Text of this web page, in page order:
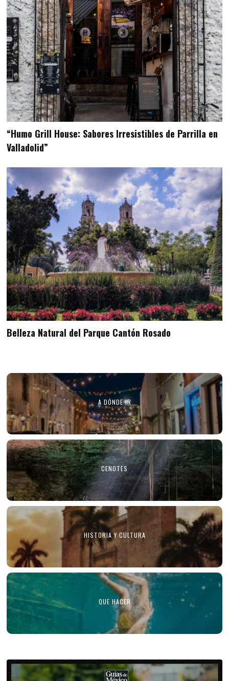
“Humo Grill House: Sabores Irresistibles de Parrilla en
Valladolid”
Belleza Natural del Parque Cantón Rosado
A DÓNDE IR
CENOTES
HISTORIA Y CULTURA
QUE HACER